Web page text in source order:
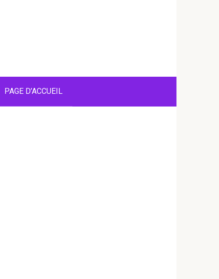
PAGE D’ACCUEIL